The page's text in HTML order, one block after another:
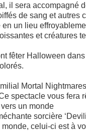
il sera accompagné
de sang et autres
un lieu
et créatures
fêter Halloween
Mortal
spectacle vous fera
un monde
sorcière
celui-ci est à